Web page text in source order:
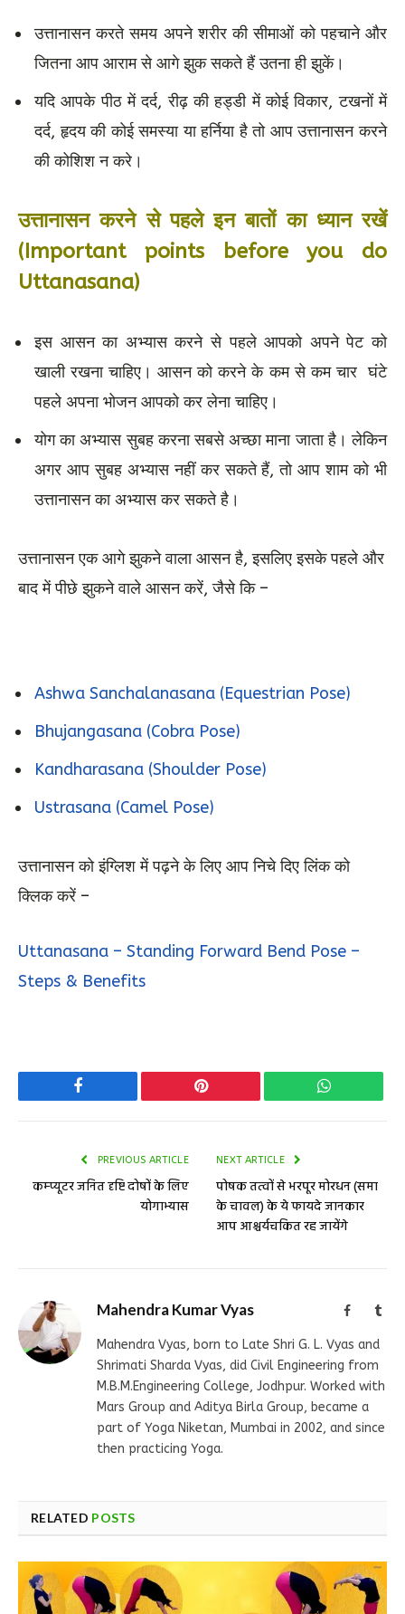
उत्तानासन करते समय अपने शरीर की सीमाओं को पहचाने और
जितना आप आराम से आगे झुक सकते हैं उतना ही झुकें।
यदि आपके पीठ में दर्द, रीढ़ की हड्डी में कोई विकार, टखनों में
दर्द, हृदय की कोई समस्या या हर्निया है तो आप उत्तानासन करने
की कोशिश न करे।
उत्तानासन करने से पहले इन बातों का ध्यान रखें
(Important points before you do
Uttanasana)
इस आसन का अभ्यास करने से पहले आपको अपने पेट को
खाली रखना चाहिए। आसन को करने के कम से कम चार घंटे
पहले अपना भोजन आपको कर लेना चाहिए।
योग का अभ्यास सुबह करना सबसे अच्छा माना जाता है। लेकिन
अगर आप सुबह अभ्यास नहीं कर सकते हैं, तो आप शाम को भी
उत्तानासन का अभ्यास कर सकते है।
उत्तानासन एक आगे झुकने वाला आसन है, इसलिए इसके पहले और
बाद में पीछे झुकने वाले आसन करें, जैसे कि –
Ashwa Sanchalanasana (Equestrian Pose)
Bhujangasana (Cobra Pose)
Kandharasana (Shoulder Pose)
Ustrasana (Camel Pose)
उत्तानासन को इंग्लिश में पढ़ने के लिए आप निचे दिए लिंक को
क्लिक करें –
Uttanasana – Standing Forward Bend Pose –
Steps & Benefits
Facebook Pinterest WhatsApp
PREVIOUS ARTICLE
कम्प्यूटर जनित दृष्टि दोषों के लिए
योगाभ्यास
NEXT ARTICLE
पोषक तत्वों से भरपूर मोरधन (समा
के चावल) के ये फायदे जानकार
आप आश्चर्यचकित रह जायेंगे
Mahendra Kumar Vyas Facebook
Mahendra Vyas, born to Late Shri G. L. Vyas and
Shrimati Sharda Vyas, did Civil Engineering from
M.B.M.Engineering College, Jodhpur. Worked with
Mars Group and Aditya Birla Group, became a
part of Yoga Niketan, Mumbai in 2002, and since
then practicing Yoga.
RELATED POSTS